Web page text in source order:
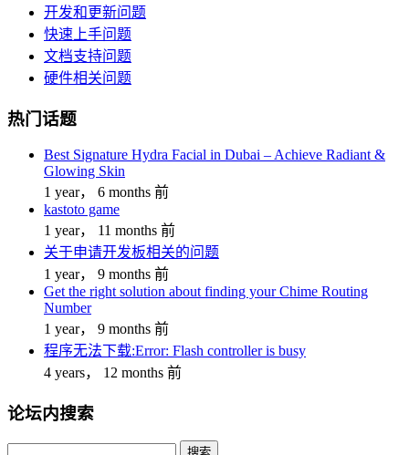
开发和更新问题
快速上手问题
文档支持问题
硬件相关问题
热门话题
Best Signature Hydra Facial in Dubai – Achieve Radiant &
Glowing Skin
1 year， 6 months 前
kastoto game
1 year， 11 months 前
关于申请开发板相关的问题
1 year， 9 months 前
Get the right solution about finding your Chime Routing
Number
1 year， 9 months 前
程序无法下载:Error: Flash controller is busy
4 years， 12 months 前
论坛内搜索